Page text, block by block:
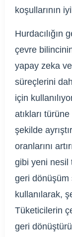
koşullarının
Hurdacılığın
çevre
yapay zeka
süreçlerini
için
atıkları
şekilde
oranlarını
gibi yeni nesil
geri dönüşüm
kullanılarak,
Tüketicilerin
geri